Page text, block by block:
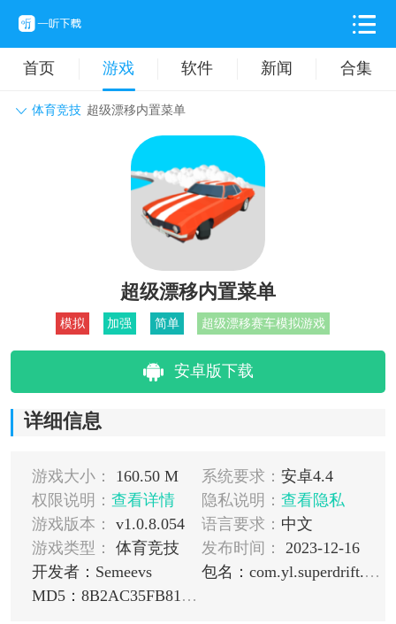
首页 游戏 软件 新闻 合集
体育竞技 超级漂移内置菜单
动作格斗 休闲益智
卡牌对战 音乐舞蹈
挂机养成
超级漂移内置菜单
模拟 加强 简单 超级漂移赛车模拟游戏
安卓版下载
详细信息
游戏大小： 160.50 M 系统要求： 安卓4.4
权限说明： 查看详情 隐私说明： 查看隐私
游戏版本：
v1.0.8.054 语言要求： 中文
游戏类型：
体育竞技 发布时间：
2023-12-16
开发者：Semeevs
包名：com.yl.superdrift.normald
MD5：8B2AC35FB8187EC51FD5A64E2F71A140